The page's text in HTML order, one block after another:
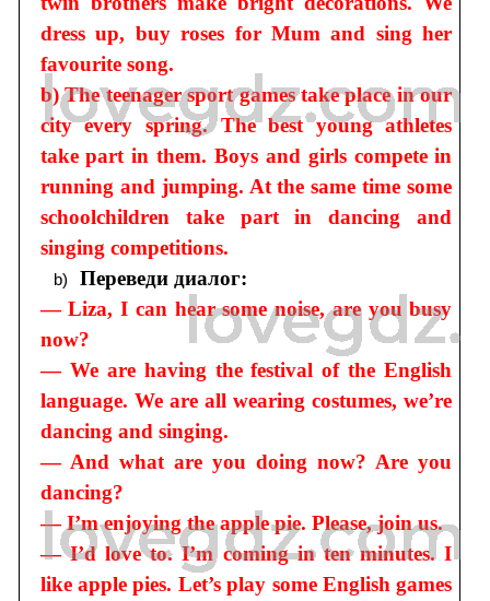
dress up, buy roses for Mum and sing her
favourite song.
b) The teenager sport games take place in our
city every spring. The best young athletes
take part in them. Boys and girls compete in
running and jumping. At the same time some
schoolchildren take part in dancing and
singing competitions.
Переведи диалог:
— Liza, I can hear some noise, are you busy
now?
— We are having the festival of the English
language. We are all wearing costumes, we’re
dancing and singing.
— And what are you doing now? Are you
dancing?
— I’m enjoying the apple pie. Please, join us.
— I’d love to. I’m coming in ten minutes. I
like apple pies. Let’s play some English games